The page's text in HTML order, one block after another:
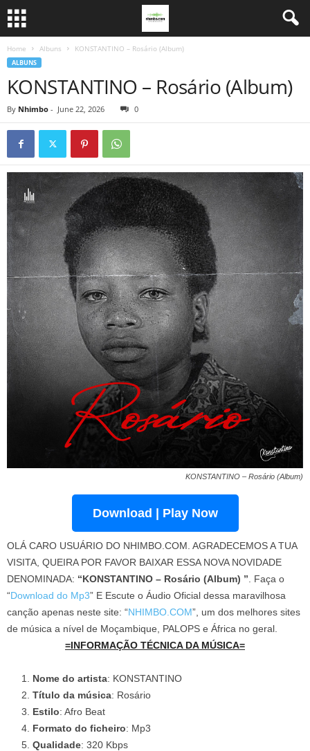
Home Albuns KONSTANTINO – Rosário (Album)
ALBUNS
KONSTANTINO – Rosário (Album)
By Nhimbo - June 22, 2026 0
KONSTANTINO – Rosário (Album)
Download | Play Now
OLÁ CARO USUÁRIO DO NHIMBO.COM. AGRADECEMOS A TUA
VISITA, QUEIRA POR FAVOR BAIXAR ESSA NOVA NOVIDADE
DENOMINADA: “KONSTANTINO – Rosário (Album) ” . Faça o
“Download do Mp3” E Escute o Áudio Oficial dessa maravilhosa
canção apenas neste site: “NHIMBO.COM”, um dos melhores sites
de música a nível de Moçambique, PALOPS e África no geral.
=INFORMAÇÃO TÉCNICA DA MÚSICA=
Nome do artista: KONSTANTINO
Título da música: Rosário
Estilo: Afro Beat
Formato do ficheiro: Mp3
Qualidade: 320 Kbps